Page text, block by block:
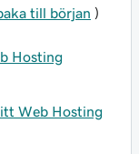
till början )
Hosting
Web Hosting